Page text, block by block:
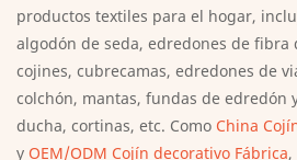
productos textiles para el hogar,
algodón de seda, edredones de fibra
cojines, cubrecamas, edredones de
colchón, mantas, fundas de edredón
ducha, cortinas, etc. Como China
y OEM/ODM Cojín decorativo Fábrica